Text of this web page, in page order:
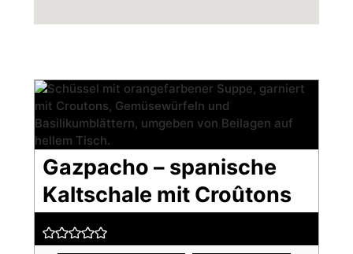
Gazpacho – spanische
Kaltschale mit Croûtons